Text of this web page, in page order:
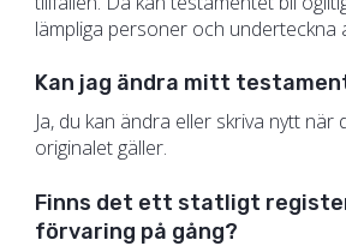
lämpliga personer och underteckna
Kan jag ändra mitt
Ja, du kan ändra eller skriva nytt när
originalet gäller.
Finns det ett statligt
förvaring på gång?